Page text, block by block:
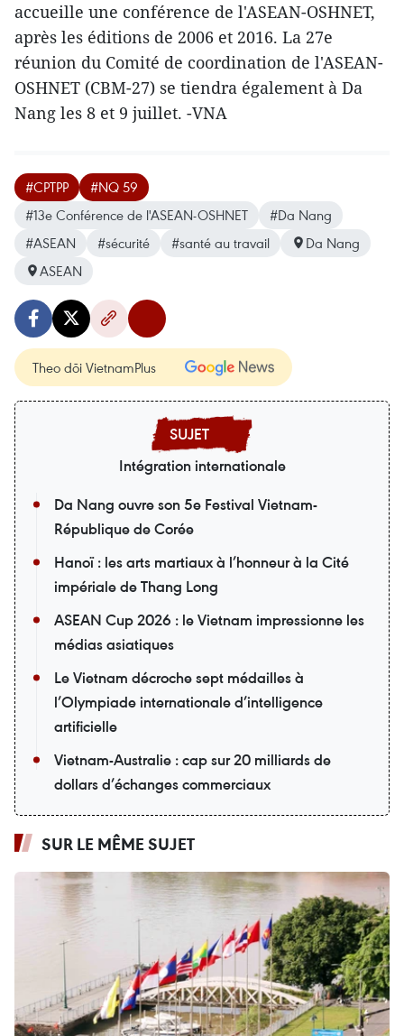
accueille une conférence de l'ASEAN-OSHNET,
après les éditions de 2006 et 2016. La 27e
réunion du Comité de coordination de l'ASEAN-
OSHNET (CBM-27) se tiendra également à Da
Nang les 8 et 9 juillet. -VNA
#CPTPP
#NQ 59
#13e Conférence de l'ASEAN-OSHNET
#Da Nang
#ASEAN
#sécurité #santé au travail
Da Nang
ASEAN
Theo dõi VietnamPlus
Intégration internationale
Da Nang ouvre son 5e Festival Vietnam-
République de Corée
Hanoï : les arts martiaux à l’honneur à la Cité
impériale de Thang Long
ASEAN Cup 2026 : le Vietnam impressionne les
médias asiatiques
Le Vietnam décroche sept médailles à
l’Olympiade internationale d’intelligence
artificielle
Vietnam-Australie : cap sur 20 milliards de
dollars d’échanges commerciaux
SUR LE MÊME SUJET